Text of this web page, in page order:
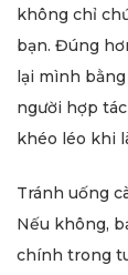
không chỉ
bạn. Đúng
lại mình
người hợp
khéo léo khi
Tránh uống
Nếu không,
chính trong